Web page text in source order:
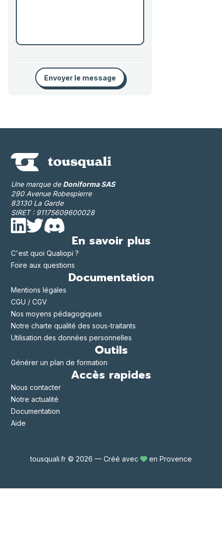
Envoyer le message
Une marque de Doniforma SAS
290 Avenue Robespierre
83130 La Garde
SIRET : 91175609600028
En savoir plus
C'est quoi Qualiopi ?
Foire aux questions
Documentation
Mentions légales
CGU / CGV
Nos moyens pédagogiques
Notre charte qualité des sous-traitants
Utilisation des données personnelles
Outils
Générer un plan de formation
Accès rapides
Nous contacter
Notre actualité
Documentation
Aide
tousquali.fr © 2026 — Créé avec en Provence